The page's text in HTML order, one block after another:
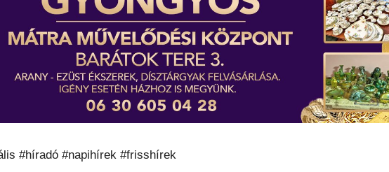
#híradó #napihírek #frisshírek